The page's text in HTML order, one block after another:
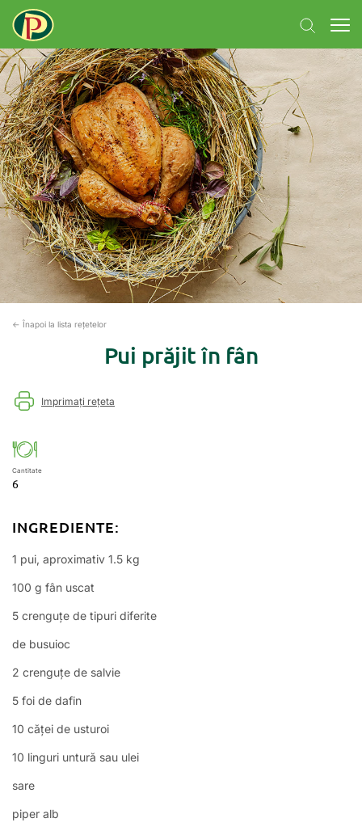
← Înapoi la lista rețetelor
Pui prăjit în fân
Imprimați rețeta
Cantitate
6
INGREDIENTE:
1 pui, aproximativ 1.5 kg
100 g fân uscat
5 crenguțe de tipuri diferite
de busuioc
2 crenguțe de salvie
5 foi de dafin
10 căței de usturoi
10 linguri untură sau ulei
sare
piper alb